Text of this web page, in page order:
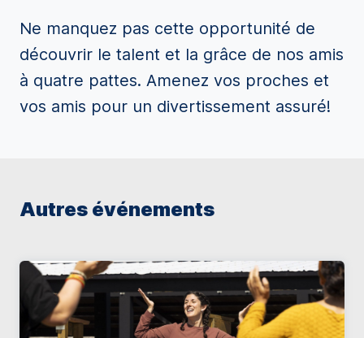
Ne manquez pas cette opportunité de
découvrir le talent et la grâce de nos amis
à quatre pattes. Amenez vos proches et
vos amis pour un divertissement assuré!
Autres événements